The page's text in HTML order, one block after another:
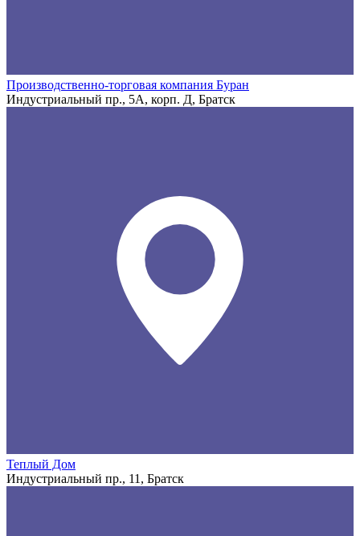
Производственно-торговая компания Буран
Индустриальный пр., 5А, корп. Д, Братск
Теплый Дом
Индустриальный пр., 11, Братск